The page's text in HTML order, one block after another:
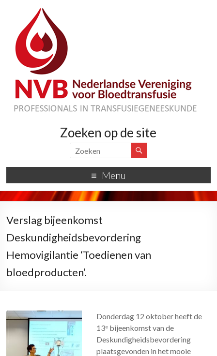
Zoeken op de site
Menu
Verslag bijeenkomst
Deskundigheidsbevordering
Hemovigilantie ‘Toedienen van
bloedproducten’.
Donderdag 12 oktober heeft de
13e bijeenkomst van de
Deskundigheidsbevordering
plaatsgevonden in het mooie